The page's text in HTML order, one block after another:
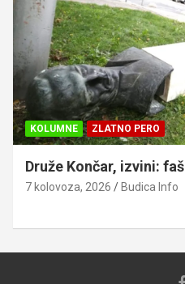
KOLUMNE ZLATNO PERO
Druže Končar, izvini:
7 kolovoza, 2026 Budica Info